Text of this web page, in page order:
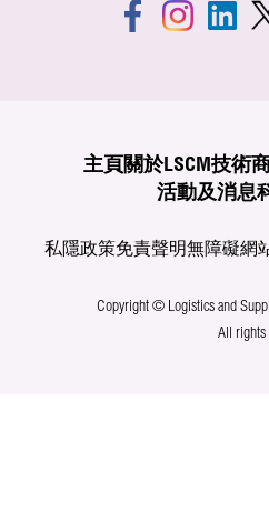
主頁 關於LSCM技術
活動及消息
私隱政策免責聲明無障礙網
Copyright © Logistics and
All rights